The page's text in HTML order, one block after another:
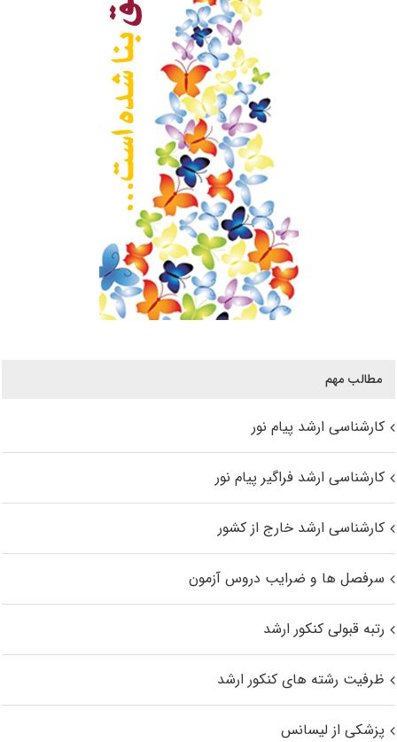
مطالب مهم
کارشناسی ارشد پیام نور
کارشناسی ارشد فراگیر پیام نور
کارشناسی ارشد خارج از کشور
سرفصل ها و ضرایب دروس آزمون
رتبه قبولی کنکور ارشد
ظرفیت رشته های کنکور ارشد
پزشکی از لیسانس